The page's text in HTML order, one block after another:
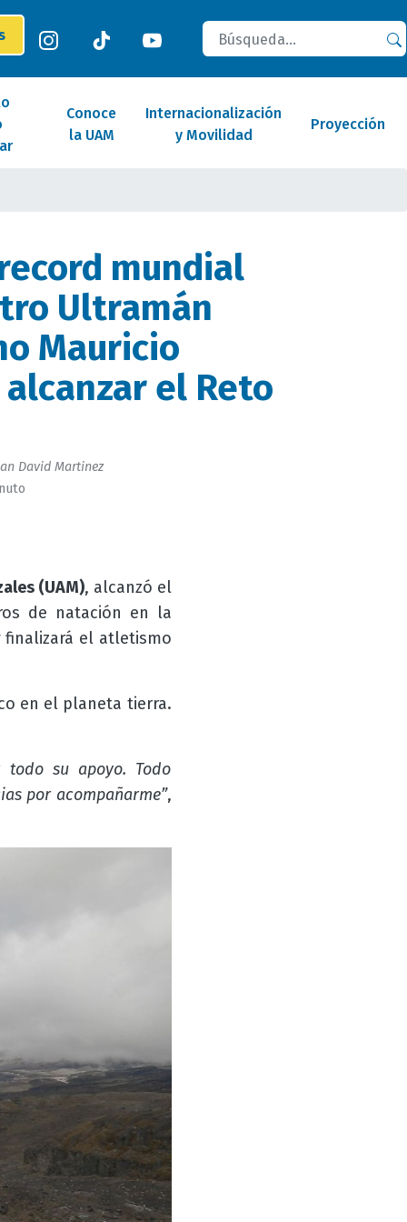
Buscar
Conoce
la UAM
Internacionalización
y Movilidad
Proyección
mundial
Ultramán
Mauricio
el Reto
David Martinez
(UAM), alcanzó el
de natación en la
finalizará el atletismo
en el planeta tierra.
su apoyo. Todo
por acompañarme”,